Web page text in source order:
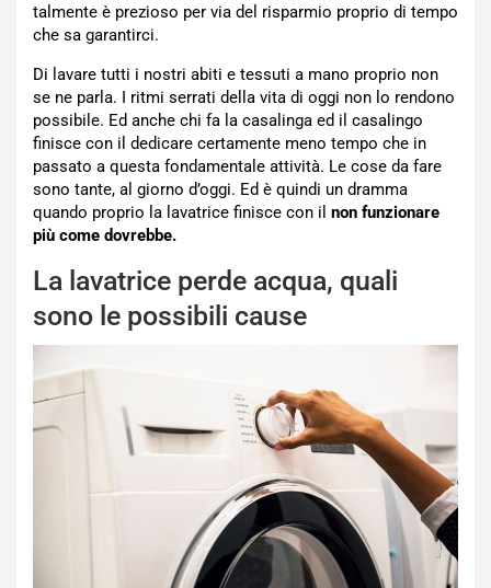
talmente è prezioso per via del risparmio proprio di tempo
che sa garantirci.
Di lavare tutti i nostri abiti e tessuti a mano proprio non
se ne parla. I ritmi serrati della vita di oggi non lo rendono
possibile. Ed anche chi fa la casalinga ed il casalingo
finisce con il dedicare certamente meno tempo che in
passato a questa fondamentale attività. Le cose da fare
sono tante, al giorno d’oggi. Ed è quindi un dramma
quando proprio la lavatrice finisce con il non funzionare
più come dovrebbe.
La lavatrice perde acqua, quali
sono le possibili cause